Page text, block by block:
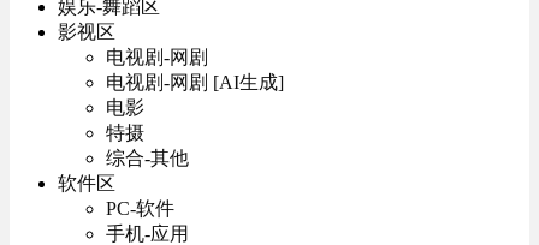
娱乐-舞蹈区
影视区
电视剧-网剧
电视剧-网剧 [AI生成]
电影
特摄
综合-其他
软件区
PC-软件
手机-应用